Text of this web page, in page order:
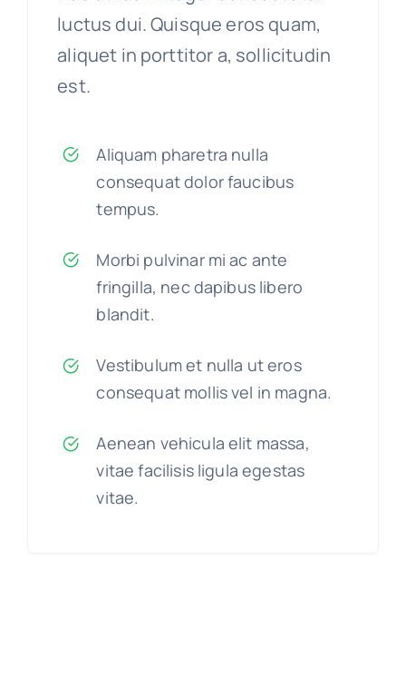
luctus dui. Quisque eros quam,
aliquet in porttitor a, sollicitudin
est.
Aliquam pharetra nulla
consequat dolor faucibus
tempus.
Morbi pulvinar mi ac ante
fringilla, nec dapibus libero
blandit.
Vestibulum et nulla ut eros
consequat mollis vel in magna.
Aenean vehicula elit massa,
vitae facilisis ligula egestas
vitae.